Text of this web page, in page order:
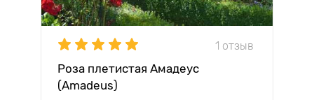
1 отзыв
Роза плетистая Амадеус
(Amadeus)